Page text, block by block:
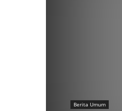
Berita Umum